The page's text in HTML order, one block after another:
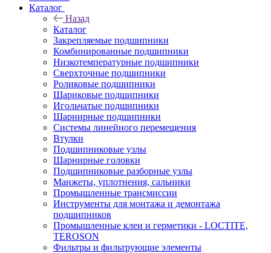
Каталог
Назад
Каталог
Закрепляемые подшипники
Комбинированные подшипники
Низкотемпературные подшипники
Сверхточные подшипники
Роликовые подшипники
Шариковые подшипники
Игольчатые подшипники
Шарнирные подшипники
Системы линейного перемещения
Втулки
Подшипниковые узлы
Шарнирные головки
Подшипниковые разборные узлы
Манжеты, уплотнения, сальники
Промышленные трансмиссии
Инструменты для монтажа и демонтажа
подшипников
Промышленные клеи и герметики - LOCTITE,
TEROSON
Фильтры и фильтрующие элементы